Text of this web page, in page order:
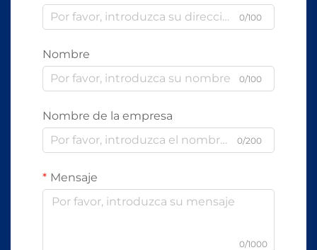
0/100
Nombre
0/100
Nombre de la empresa
0/200
Mensaje
0/1000